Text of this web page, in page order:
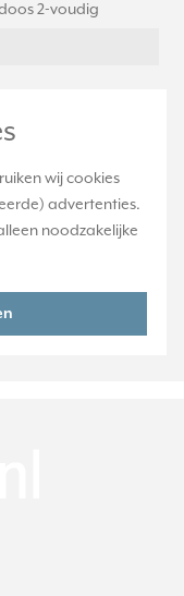
wij cookies
advertenties.
noodzakelijke
2-voudig